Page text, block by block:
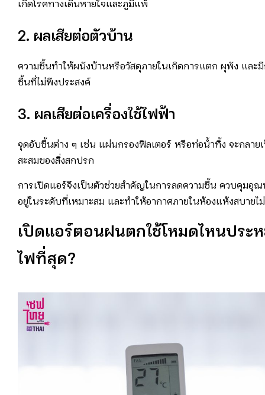
เกิดโรคทางเดินหายใจและภูมิแพ้
2. ผลเสียต่อตัวบ้าน
ความชื้นทำให้ผนังบ้านหรือวัสดุภายในเกิดการแตก ผุพัง และ
ชื้นที่ไม่พึงประสงค์
3. ผลเสียต่อเครื่องใช้ไฟฟ้า
จุดอับชื้นต่าง ๆ เช่น แผ่นกรองฟิลเตอร์ หรือท่อน้ำทิ้ง จะกลาย
สะสมของสิ่งสกปรก
การเปิดแอร์จึงเป็นตัวช่วยสำคัญในการลดความชื้น ควบคุมอุ
อยู่ในระดับที่เหมาะสม และทำให้อากาศภายในห้องแห้งสบายไ
เปิดแอร์ตอนฝนตกใช้โหมดไหนประ
ไฟที่สุด?